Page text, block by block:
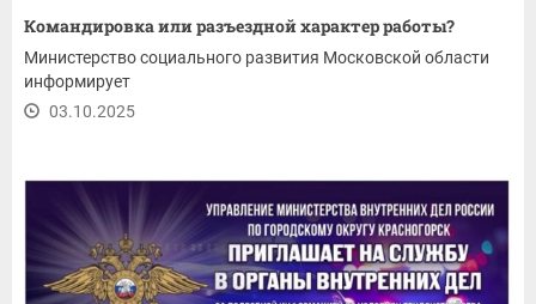
Командировка или разъездной характер работы?
Министерство социального развития Московской области
информирует
03.10.2025